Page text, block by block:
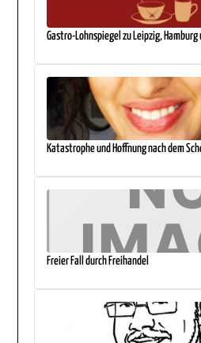
Gastro-Lohnspiegel zu Leipzig, Hamburg
Katastrophe und Hoffnung nach dem
Freier Fall durch Freihandel